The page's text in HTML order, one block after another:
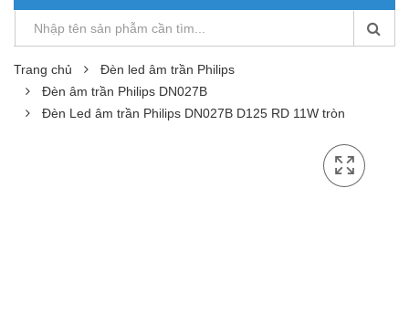
Trang chủ
Đèn led âm trần Philips
Đèn âm trần Philips DN027B
Đèn Led âm trần Philips DN027B D125 RD 11W tròn